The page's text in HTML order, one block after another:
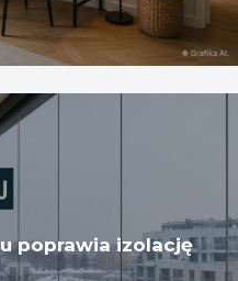
poprawia izolację